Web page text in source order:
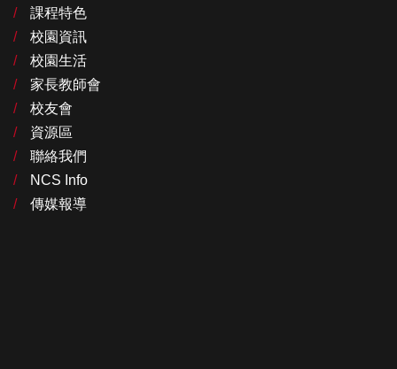
課程特色
校園資訊
校園生活
家長教師會
校友會
資源區
聯絡我們
NCS Info
傳媒報導